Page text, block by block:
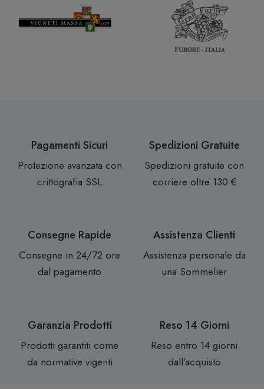
Pagamenti Sicuri
Protezione avanzata con
crittografia SSL
Spedizioni Gratuite
Spedizioni gratuite con
corriere oltre 130 €
Consegne Rapide
Consegne in 24/72 ore
dal pagamento
Assistenza Clienti
Assistenza personale da
una Sommelier
Garanzia Prodotti
Prodotti garantiti come
da normative vigenti
Reso 14 Giorni
Reso entro 14 giorni
dall’acquisto